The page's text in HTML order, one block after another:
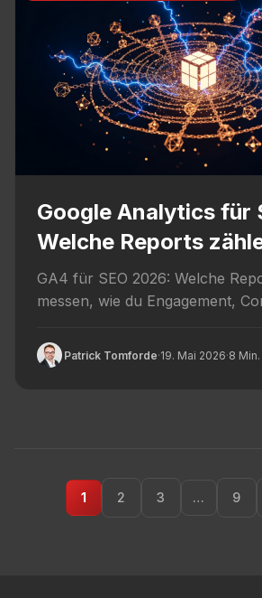
Google Analytics für
Welche Reports
GA4 für SEO 2026: Welche
messen, wie du Engagement,
Patrick Tomforde·19. Mai 2026·8 Min.
1 2 3 … 9